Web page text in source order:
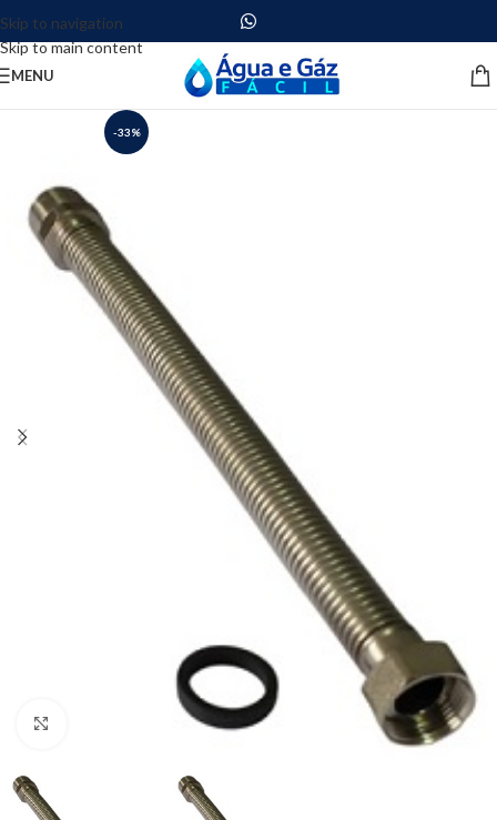
Skip to navigation
Skip to main content
MENU
-33%
Clique para ampliar